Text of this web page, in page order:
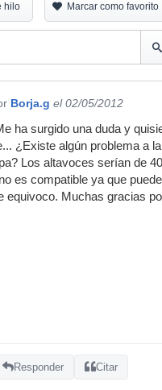
hilo Marcar como favorito
Borja.g el 02/05/2012
ha surgido una duda y
¿Existe algún problema a
Los altavoces serían de
es compatible ya que
equivoco. Muchas gracias
Responder Citar